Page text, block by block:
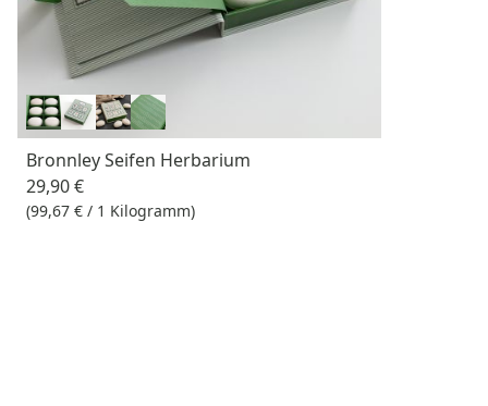
Bronnley Seifen Herbarium
29,90 €
(99,67 € / 1 Kilogramm)